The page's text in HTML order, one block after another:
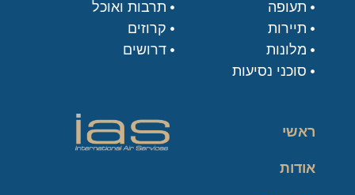
תעופה
תיירות
מלונות
סוכני נסיעות
תרבות ואוכל
קרוזים
דרושים
ראשי
אודות